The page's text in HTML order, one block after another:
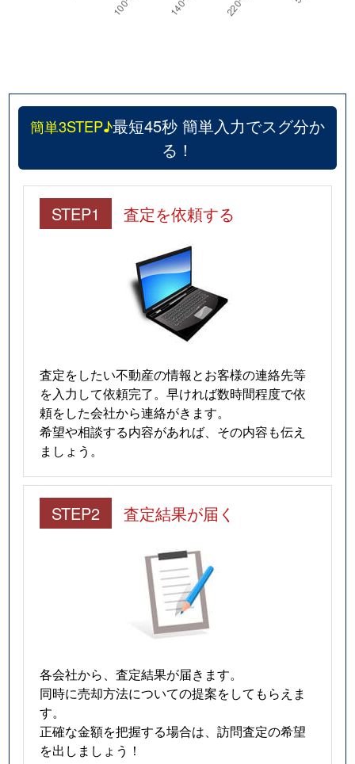
簡単3STEP♪最短45秒 簡単入力でスグ分か
る！
STEP1 査定を依頼する
査定をしたい不動産の情報とお客様の連絡先等
を入力して依頼完了。早ければ数時間程度で依
頼をした会社から連絡がきます。
希望や相談する内容があれば、その内容も伝え
ましょう。
STEP2 査定結果が届く
各会社から、査定結果が届きます。
同時に売却方法についての提案をしてもらえま
す。
正確な金額を把握する場合は、訪問査定の希望
を出しましょう！